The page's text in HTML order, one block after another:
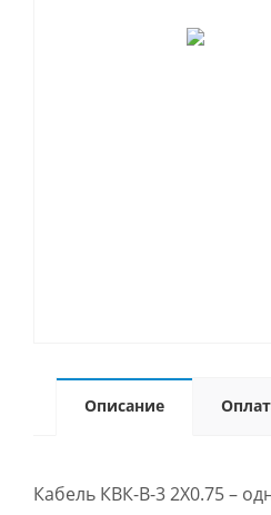
Описание
Кабель КВК-В-3 2Х0.75 –